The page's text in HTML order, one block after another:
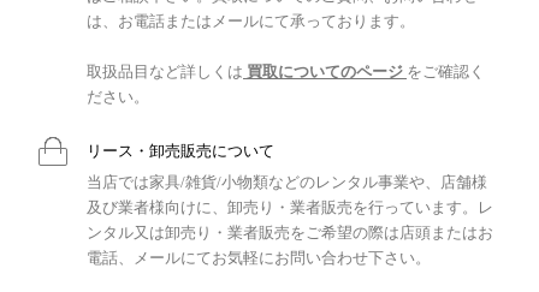
は、お電話またはメールにて承っております。
取扱品目など詳しくは 買取についてのページ をご確認く
ださい。
リース・卸売販売について
当店では家具/雑貨/小物類などのレンタル事業や、店舗様
及び業者様向けに、卸売り・業者販売を行っています。レ
ンタル又は卸売り・業者販売をご希望の際は店頭またはお
電話、メールにてお気軽にお問い合わせ下さい。